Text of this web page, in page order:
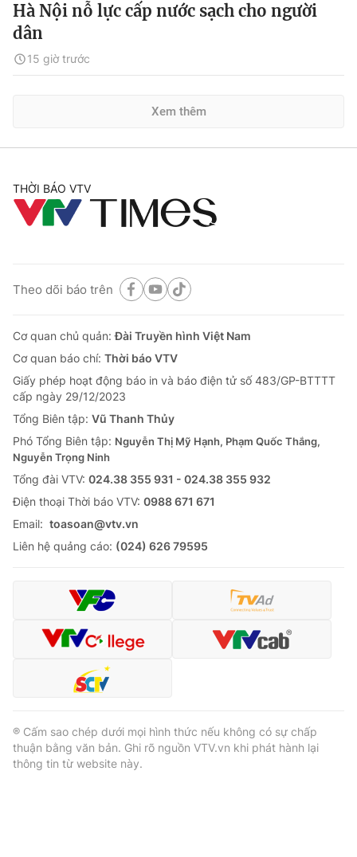
Hà Nội nỗ lực cấp nước sạch cho người
dân
15 giờ trước
Xem thêm
THỜI BÁO VTV
Theo dõi báo trên
Cơ quan chủ quản:Đài Truyền hình Việt Nam
Cơ quan báo chí: Thời báo VTV
Giấy phép hoạt động báo in và báo điện tử số 483/GP-BTTTT
cấp ngày 29/12/2023
Tổng Biên tập: Vũ Thanh Thủy
Phó Tổng Biên tập: Nguyễn Thị Mỹ Hạnh, Phạm Quốc Thắng,
Nguyễn Trọng Ninh
Tổng đài VTV: 024.38 355 931 - 024.38 355 932
Ðiện thoại Thời báo VTV: 0988 671 671
Email: toasoan@vtv.vn
Liên hệ quảng cáo: (024) 626 79595
® Cấm sao chép dưới mọi hình thức nếu không có sự chấp
thuận bằng văn bản. Ghi rõ nguồn VTV.vn khi phát hành lại
thông tin từ website này.